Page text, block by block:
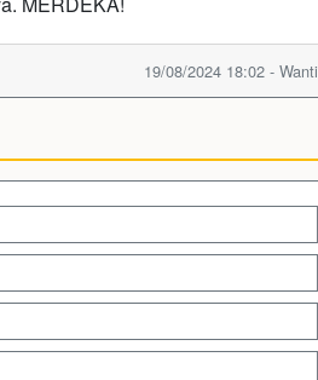
19/08/2024 18:02 - Wanti